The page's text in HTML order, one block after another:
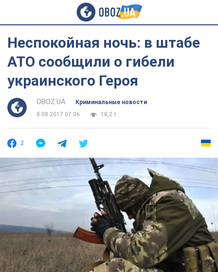
Неспокойная ночь: в штабе
АТО сообщили о гибели
украинского Героя
OBOZ.UA
Криминальные новости
8.08.2017 07:06
18,2 т.
2